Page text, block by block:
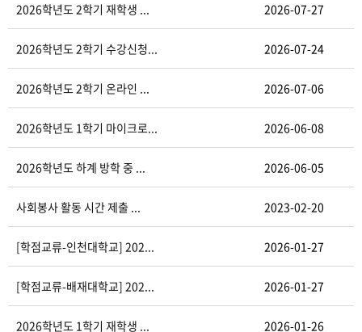
2026학년도 2학기 재학생 ... 2026-07-27
2026학년도 2학기 수강신청... 2026-07-24
2026학년도 2학기 온라인 ... 2026-07-06
2026학년도 1학기 마이크로... 2026-06-08
2026학년도 하계 방학 중 ... 2026-06-05
사회봉사 활동 시간 제출 ... 2023-02-20
[학점교류-인천대학교] 202... 2026-01-27
[학점교류-배재대학교] 202... 2026-01-27
2026학년도 1학기 재학생 ... 2026-01-26